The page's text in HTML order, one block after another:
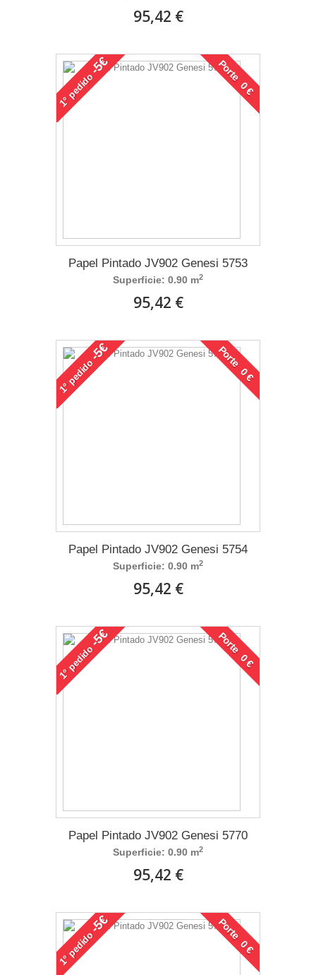
95,42 €
1°
pedido
-5€ Porte 0 €
Papel Pintado JV902 Genesi 5753
Superficie: 0.90 m2
95,42 €
1°
pedido
-5€ Porte 0 €
Papel Pintado JV902 Genesi 5754
Superficie: 0.90 m2
95,42 €
1°
pedido
-5€ Porte 0 €
Papel Pintado JV902 Genesi 5770
Superficie: 0.90 m2
95,42 €
1°
pedido
-5€ Porte 0 €